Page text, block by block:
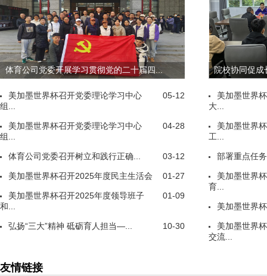
体育公司党委开展学习贯彻党的二十届四...
05-12
美加墨世界杯召开党委理论学习中心
组...
04-28
美加墨世界杯召开党委理论学习中心
组...
03-12
体育公司党委召开树立和践行正确...
01-27
美加墨世界杯召开2025年度民主生活会
01-09
美加墨世界杯召开2025年度领导班子
和...
10-30
弘扬“三大”精神 砥砺育人担当—...
院校协同促
美加墨世界
大...
美加墨世界
工...
部署重点任
美加墨世界
育...
美加墨世界
美加墨世界
交流...
友情链接